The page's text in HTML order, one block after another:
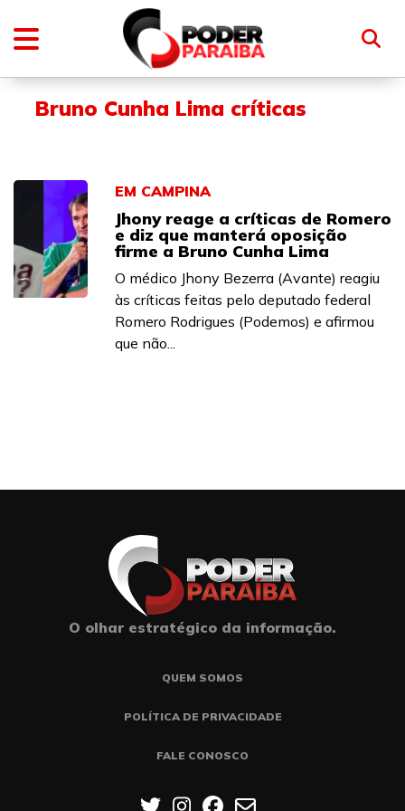
Bruno Cunha Lima críticas
EM CAMPINA
Jhony reage a críticas de Romero
e diz que manterá oposição
firme a Bruno Cunha Lima
O médico Jhony Bezerra (Avante) reagiu
às críticas feitas pelo deputado federal
Romero Rodrigues (Podemos) e afirmou
que não...
O olhar estratégico da informação.
QUEM SOMOS
POLÍTICA DE PRIVACIDADE
FALE CONOSCO